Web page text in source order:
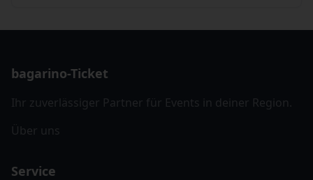
bagarino-Ticket
Ihr zuverlässiger Partner für Events in deiner Region.
Über uns
Service